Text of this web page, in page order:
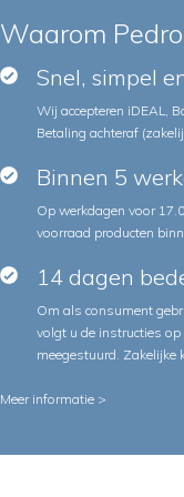
Waarom
Snel, simpel
Wij accepteren iDEAL,
Betaling achteraf
Binnen 5
Op werkdagen voor
voorraad producten
14 dagen
Om als consument
volgt u de instructies
meegestuurd. Zakelijke
Meer informatie >